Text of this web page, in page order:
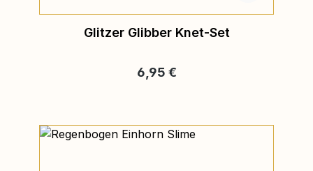
Glitzer Glibber Knet-Set
Regulärer Preis:
6,95 €